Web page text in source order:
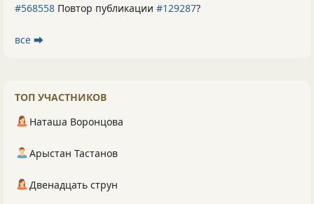
#568558 Повтор публикации #129287?
все ⮕
ТОП УЧАСТНИКОВ
Наташа Воронцова
Арыстан Тастанов
Двенадцать струн